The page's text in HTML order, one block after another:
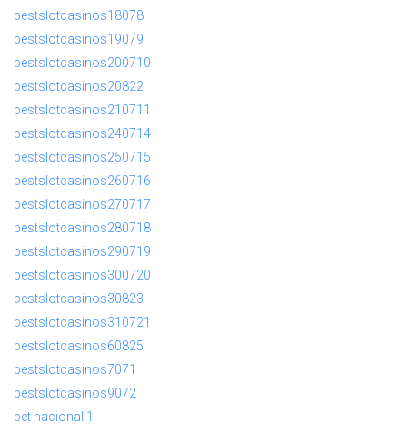
bestslotcasinos18078
bestslotcasinos19079
bestslotcasinos200710
bestslotcasinos20822
bestslotcasinos210711
bestslotcasinos240714
bestslotcasinos250715
bestslotcasinos260716
bestslotcasinos270717
bestslotcasinos280718
bestslotcasinos290719
bestslotcasinos300720
bestslotcasinos30823
bestslotcasinos310721
bestslotcasinos60825
bestslotcasinos7071
bestslotcasinos9072
bet nacional 1